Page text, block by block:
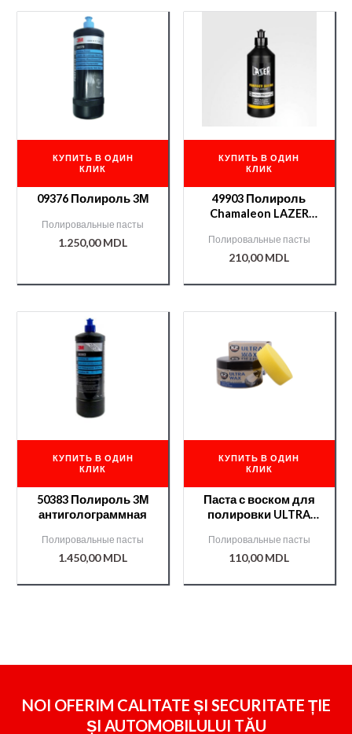
КУПИТЬ В ОДИН
КЛИК
09376 Полироль 3М
Полировальные пасты
1.250,00MDL
КУПИТЬ В ОДИН
КЛИК
49903 Полироль
Chamaleon LAZER
консервация блеска)
0,5 лит.
Полировальные пасты
210,00MDL
КУПИТЬ В ОДИН
КЛИК
50383 Полироль 3М
антиголограммная
Полировальные пасты
1.450,00MDL
КУПИТЬ В ОДИН
КЛИК
Паста с воском для
полировки ULTRA
Полировальные пасты
110,00MDL
NOI OFERIM CALITATE ȘI SECURITATE ȚIE
ȘI AUTOMOBILULUI TĂU